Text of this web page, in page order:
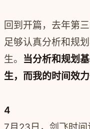
回到开篇，去年第
足够认真分析和规
生。 当分析和规划
生，而我的时间效力
4